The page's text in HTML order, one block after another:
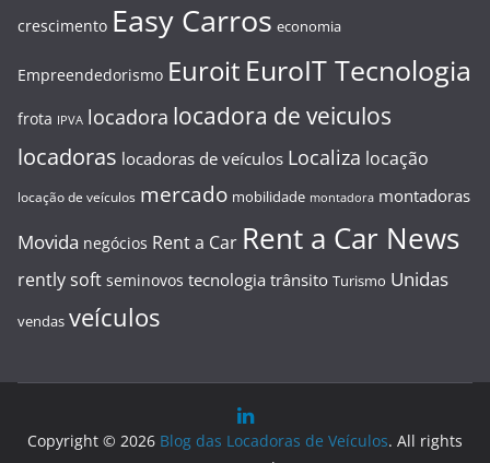
crescimento Easy Carros economia
Empreendedorismo Euroit EuroIT Tecnologia
frota IPVA locadora locadora de veiculos
locadoras locadoras de veículos Localiza locação
locação de veículos mercado mobilidade montadora montadoras
Movida negócios Rent a Car Rent a Car News
rently soft seminovos tecnologia trânsito Turismo Unidas
vendas veículos
Copyright © 2026 Blog das Locadoras de Veículos. All rights